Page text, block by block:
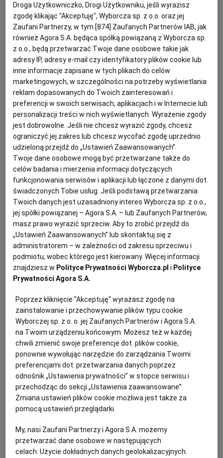
NAPOJE
SAŁATKI
MAKARONY
DRÓB
MIĘSA
RYBY
PRZEKĄSKI
DOMOWE PRZETWORY
SOST, DIPY I INNE DODATKI
DOMOWE PRZYJĘCIE
GRILL
KUCHNIA CHIŃSKA
KUCHNIA TAJSKA
KUCHNIA GRECKA
KUCHNIA PORTUGALSKA
KUCHNIA FRANCUSKA
KUCHNIA AMERYKAŃSKA
KUCHNIA POLSKA
KUCHNIA MEKSYKAŃSKA
KUCHNIA INDYJSKA
KUCHNIA HISZPAŃSKA
KUCHNIA NIEMIECKA
ZAKUPY
SPRZĘT KUCHENNY
FIT PRZEPISY
WEGE
WEGAN
BEZ GLUTENU
PODRÓŻE KULINARNE
HISTORIE KULINARNE
FELIETONY KULINARNE
KSIĄŻKI KULINARNE
SZEF KUCHNI
NASZE SERWISY
SERWISY LOKALNE
BIAŁYSTOK
BIELSKO-BIAŁA
BYDGOSZCZ
CZĘSTOCHOWA
ELBLĄG
GLIWICE
GORZÓW WIELKOPOLSKI
KALISZ
KATOWICE
KIELCE
KOSZALIN
LUBLIN
WYBORCZA.PL
MAGAZYNY
DUŻY FORMAT
WOLNA SOBOTA
ALE HISTORIA
WYBORCZA TV I VOD
TYLKO ZDROWIE
KSIĄŻKI. MAGAZYN DO CZYTANIA
NASZA EUROPA
SŁÓWKA. MAGAZYN O JĘZYKU
WYBORCZA CLASSIC
WYBORCZA.BIZ
WYSOKIE OBCASY
BIQDATA
JUTRONAUCI
ARCHIWUM
INNE SERWISY
GAZETA.PL
TOK FM
PUBLIO.PL
GRZYBY PASZTET POTRAWY WIELKANOCNE SOCZEWICA
Ewa Wagner
Terrina łososiowa z porzeczkami
PRZEKĄSKI PRZEPISY KULINARNE RYBY TERRINA
Marta Dymek
Jarskie przepisy na Wielkanoc
DIETA WEGETARIAŃSKA MARTA DYMEK
PASZTET
Magazyn Kuchnia
Termos, koc i ser w słoiku. Przepisy
na piknik
NAPOJE OGÓRKI PIKNIK PRZEPISY KULINARNE
ob
Terrina! Pomysł na karnawałowe
przyjęcie
KARNAWAŁ KOLACJA KUCHNIA FRANCUSKA PRZEPISY KULINARNE
red.
Awokado: zielona dawka witamin
SAŁATKA TERRINA
Droga Użytkowniczko, Drogi Użytkowniku, jeśli wyrazisz
zgodę klikając "Akceptuję", Wyborcza sp. z o.o. oraz jej
Zaufani Partnerzy, w tym [874] Zaufanych Partnerów IAB, jak
również Agora S.A. będąca spółką powiązaną z Wyborcza sp.
z o.o., będą przetwarzać Twoje dane osobowe takie jak
adresy IP, adresy e-mail czy identyfikatory plików cookie lub
inne informacje zapisane w tych plikach do celów
marketingowych, w szczególności na potrzeby wyświetlania
reklam dopasowanych do Twoich zainteresowań i
preferencji w swoich serwisach, aplikacjach i w Internecie lub
personalizacji treści w nich wyświetlanych. Wyrażenie zgody
jest dobrowolne. Jeśli nie chcesz wyrazić zgody, chcesz
ograniczyć jej zakres lub chcesz wycofać zgodę uprzednio
udzieloną przejdź do „Ustawień Zaawansowanych”.
Twoje dane osobowe mogą być przetwarzane także do
celów badania i mierzenia informacji dotyczących
funkcjonowania serwisów i aplikacji lub łączone z danymi dot.
świadczonych Tobie usług. Jeśli podstawą przetwarzania
Twoich danych jest uzasadniony interes Wyborcza sp. z o.o.,
jej spółki powiązanej – Agora S.A. – lub Zaufanych Partnerów,
masz prawo wyrazić sprzeciw. Aby to zrobić przejdź do
„Ustawień Zaawansowanych” lub skontaktuj się z
administratorem – w zależności od zakresu sprzeciwu i
podmiotu, wobec którego jest kierowany. Więcej informacji
znajdziesz w Polityce Prywatności Wyborcza.pl i Polityce
Prywatności Agora S.A.
Poprzez kliknięcie "Akceptuję" wyrażasz zgodę na
zainstalowanie i przechowywanie plików typu cookie
Wyborczej sp. z o. o. jej Zaufanych Partnerów i Agora S.A.
na Twoim urządzeniu końcowym. Możesz też w każdej
chwili zmienić swoje preferencje dot. plików cookie,
ponownie wywołując narzędzie do zarządzania Twoimi
preferencjami dot. przetwarzania danych poprzez
odnośnik „Ustawienia prywatności” w stopce serwisu i
przechodząc do sekcji „Ustawienia zaawansowane”.
Zmiana ustawień plików cookie możliwa jest także za
pomocą ustawień przeglądarki.
My, nasi Zaufani Partnerzy i Agora S.A. możemy
przetwarzać dane osobowe w następujących
celach:Użycie dokładnych danych geolokalizacyjnych.